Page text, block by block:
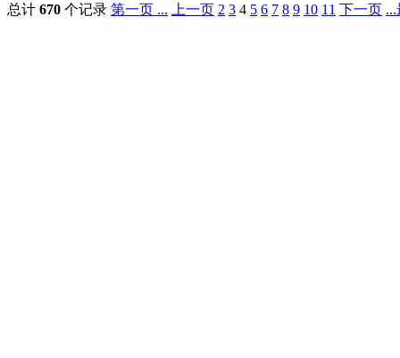
总计 670 个记录 第一页 ... 上一页 2 3 4 5 6 7 8 9 10 11 下一页